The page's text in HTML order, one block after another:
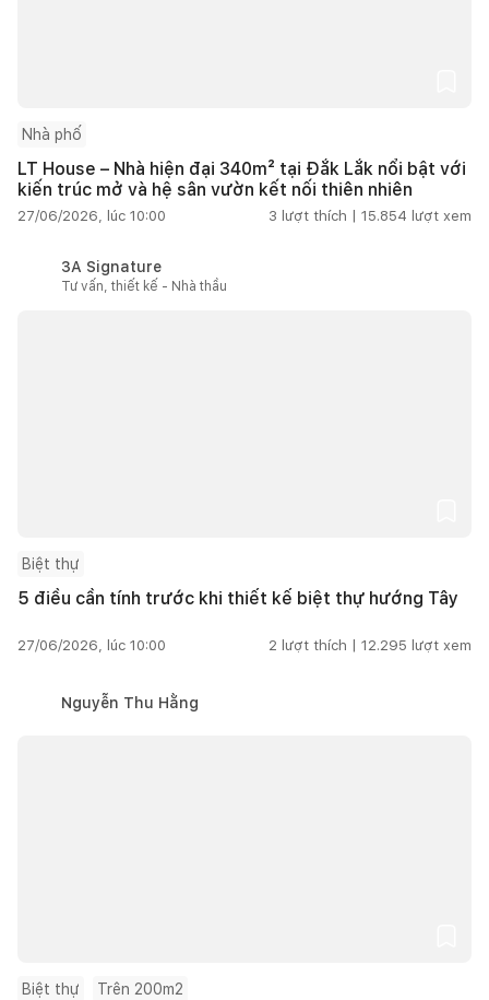
Nhà phố
LT House – Nhà hiện đại 340m² tại Đắk Lắk nổi bật với
kiến trúc mở và hệ sân vườn kết nối thiên nhiên
27/06/2026, lúc 10:00 3 lượt thích | 15.854 lượt xem
3A Signature
Tư vấn, thiết kế - Nhà thầu
Biệt thự
5 điều cần tính trước khi thiết kế biệt thự hướng Tây
27/06/2026, lúc 10:00 2 lượt thích | 12.295 lượt xem
Nguyễn Thu Hằng
Biệt thự Trên 200m2